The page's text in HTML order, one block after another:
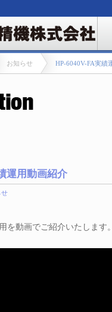
お知らせ HP-6040V-FA実績
運用動画紹介
せ
を動画でご紹介いたします。